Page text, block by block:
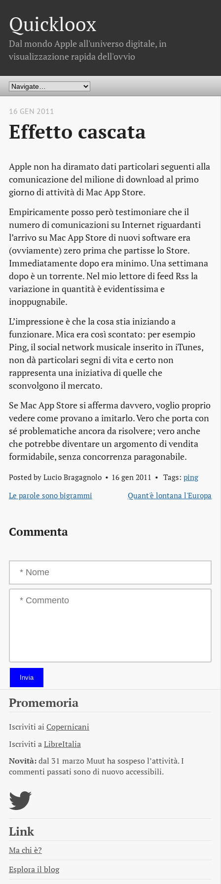
Quickloox
Dal mondo Apple all'universo digitale, in
visualizzazione rapida dell'ovvio
16 GEN 2011
Effetto cascata
Apple non ha diramato dati particolari seguenti alla
comunicazione del milione di download al primo
giorno di attività di Mac App Store.
Empiricamente posso però testimoniare che il
numero di comunicazioni su Internet riguardanti
l’arrivo su Mac App Store di nuovi software era
(ovviamente) zero prima che partisse lo Store.
Immediatamente dopo era minimo. Una settimana
dopo è un torrente. Nel mio lettore di feed Rss la
variazione in quantità è evidentissima e
inoppugnabile.
L’impressione è che la cosa stia iniziando a
funzionare. Mica era così scontato: per esempio
Ping, il social networkmusicale inserito in iTunes,
non dà particolari segni di vita e certo non
rappresenta una iniziativa di quelle che
sconvolgono il mercato.
Se Mac App Store si afferma davvero, voglio proprio
vedere come provano a imitarlo. Vero che porta con
sé problematiche ancora da risolvere; vero anche
che potrebbe diventare un argomento di vendita
formidabile, senza concorrenza paragonabile.
Posted by Lucio Bragagnolo 16 gen 2011 Tags: ping
Le parole sono bigrammi
Quant'è lontana l'Europa
Commenta
Invia
Promemoria
Iscriviti ai Copernicani
Iscriviti aLibreItalia
Novità:dal 31 marzo Muut ha sospeso l’attività. I
commenti passati sono di nuovo accessibili.
Link
Ma chi è?
Esplora il blog